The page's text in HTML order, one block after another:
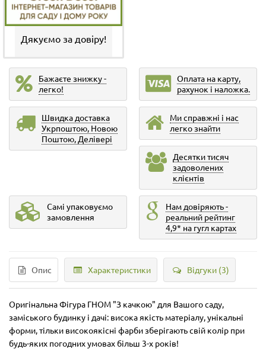
Дякуємо за довіру!
Бажаєте знижку -
легко!
Оплата на карту,
рахунок і наложка.
Швидка доставка
Укрпоштою, Новою
Поштою, Делівері
Ми справжні і нас
легко знайти
Десятки тисяч
задоволених
клієнтів
Самі упаковуємо
замовлення
Нам довіряють -
реальний рейтинг
4,9* на гугл картах
Опис Характеристики Відгуки (3)
Оригінальна Фігура ГНОМ "З качкою" для Вашого саду,
заміського будинку і дачі: висока якість матеріалу, унікальні
форми, тільки високоякісні фарби зберігають свій колір при
будь-яких погодних умовах більш 3-х років!